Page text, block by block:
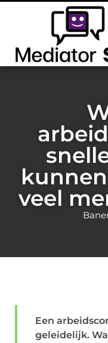
veel
Een
geleidelijk.